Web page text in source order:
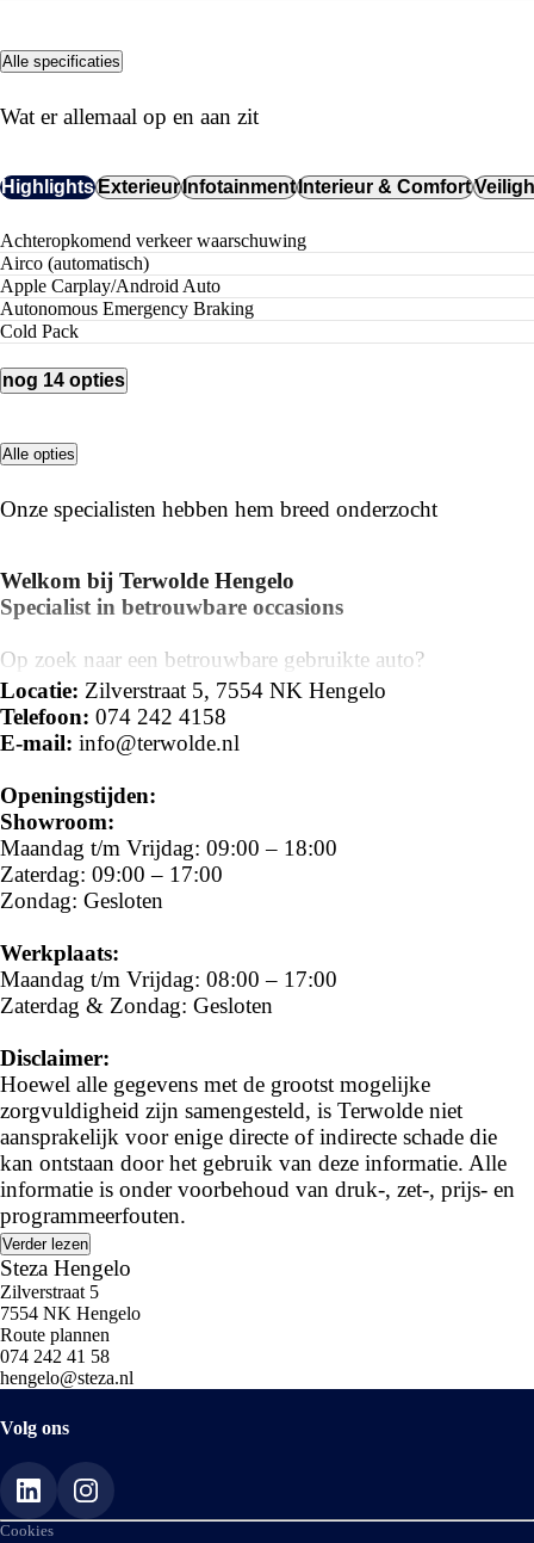
Alle specificaties
Wat er allemaal op en aan zit
HighlightsExterieurInfotainmentInterieur & Comfort
achteropkomend verkeer waarschuwing
airco (automatisch)
Apple Carplay/Android Auto
Autonomous Emergency Braking
Cold Pack
nog 14 opties
Alle opties
Onze specialisten hebben hem breed onderzocht
Welkom bij Terwolde Hengelo
Specialist in betrouwbare occasions
Op zoek naar een betrouwbare gebruikte auto?
BijTerwolde Hengelo vindt u een zorgvuldig
geselecteerd en gevarieerd aanbod
merken – van compacte stadsauto’s tot ruime
----
Meer weten of proefrijden?
📍 Bezoek onze occasionafdeling in
📞 Neem gerust contact met ons op – wij helpen u graag
verder
Over Terwolde Hengelo
Terwolde is een vertrouwde naam in Noord- en Oost-
Nederland en staat bekend om kwaliteit, service en
duidelijke afspraken. Vanuit onze vestiging inHengelo
bieden wij een breed en actueel occasionaanbod in
diverse prijsklassen
en betrouwbaarheid.
Wij begeleiden u persoonlijk bij het vinden van een
occasion die past bij uw
----
Wat mag u van ons verwachten?
✔ Inruil van uw huidige auto
✔ Maatwerkoffertes
✔ Financiering en verzekering
Locatie: Zilverstraat 5, 7554 NK Hengelo
Telefoon: 074 242 4158
E-mail: info@terwolde.nl
Openingstijden:
Showroom:
Maandag t/m Vrijdag: 09:00 – 18:00
Zaterdag: 09:00 – 17:00
Zondag: Gesloten
Werkplaats:
Maandag t/m Vrijdag: 08:00 – 17:00
Zaterdag & Zondag: Gesloten
Disclaimer:
Hoewel alle gegevens met de grootst mogelijke
zorgvuldigheid zijn samengesteld, is Terwolde niet
aansprakelijk voor enige directe of indirecte schade die
kan ontstaan door het gebruik van deze informatie. Alle
informatie is onder voorbehoud van druk-, zet-, prijs- en
programmeerfouten.
Verder lezen
Steza Hengelo
Zilverstraat 5
7554 NK Hengelo
Route plannen
074 242 41 58
hengelo@steza.nl
Volg ons
Cookies